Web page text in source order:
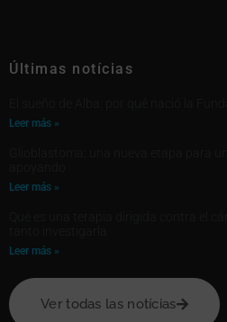
Últimas notícias
Leer más »
Leer más »
Leer más »
Ver todas las notícias